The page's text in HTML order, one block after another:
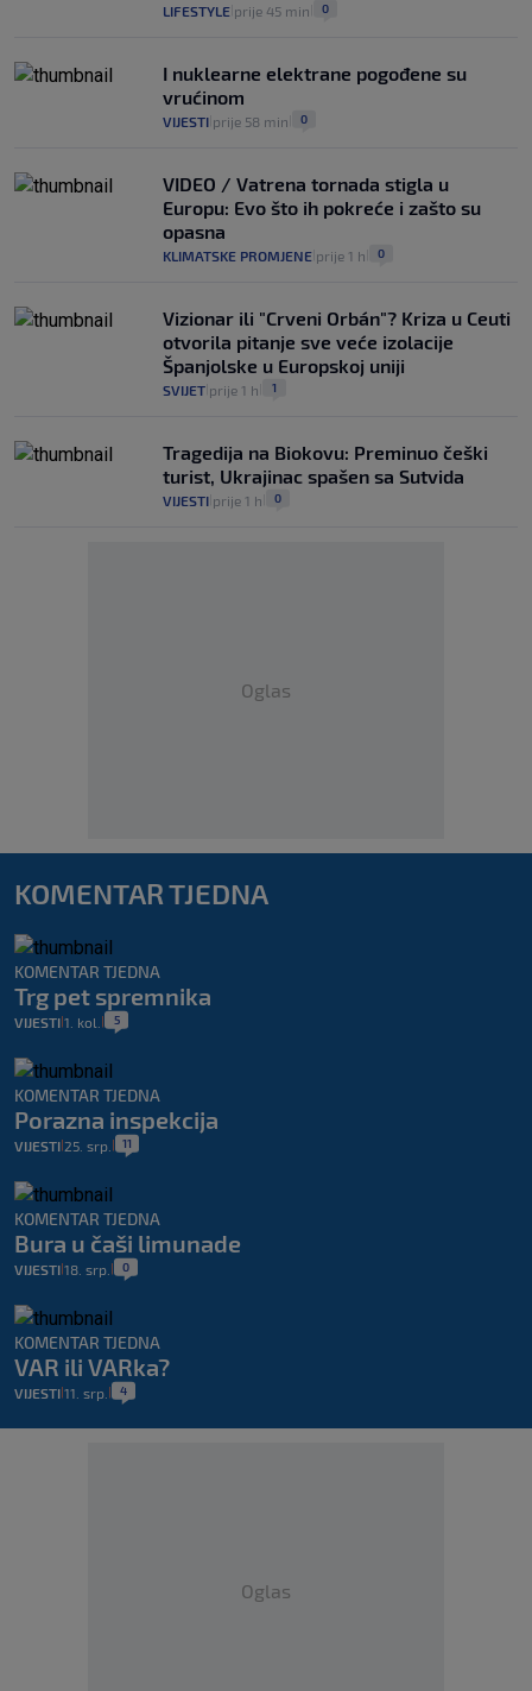
LIFESTYLE prije 45 min 0
I nuklearne elektrane pogođene su
vrućinom
VIJESTI prije 58 min 0
VIDEO / Vatrena tornada stigla u
Europu: Evo što ih pokreće i zašto su
opasna
KLIMATSKE PROMJENE prije 1 h 0
Vizionar ili "Crveni Orbán"? Kriza u Ceuti
otvorila pitanje sve veće izolacije
Španjolske u Europskoj uniji
SVIJET prije 1 h 1
Tragedija na Biokovu: Preminuo češki
turist, Ukrajinac spašen sa Sutvida
VIJESTI prije 1 h 0
Oglas
KOMENTAR TJEDNA
KOMENTAR TJEDNA
Trg pet spremnika
VIJESTI 1. kol. 5
KOMENTAR TJEDNA
Porazna inspekcija
VIJESTI 25. srp. 11
KOMENTAR TJEDNA
Bura u čaši limunade
VIJESTI 18. srp. 0
KOMENTAR TJEDNA
VAR ili VARka?
VIJESTI 11. srp. 4
Oglas